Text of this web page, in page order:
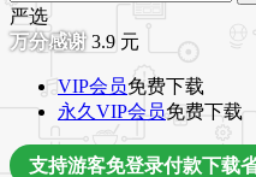
严选
3.9 元
VIP会员免费下载
永久VIP会员免费下载
支持游客免登录付款下载